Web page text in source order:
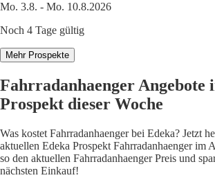
Mo. 3.8. - Mo. 10.8.2026
Noch 4 Tage gültig
Mehr Prospekte
Fahrradanhaenger Angebote
Prospekt dieser Woche
Was kostet Fahrradanhaenger bei Edeka? Jetzt
aktuellen Edeka Prospekt Fahrradanhaenger im
so den aktuellen Fahrradanhaenger Preis und
nächsten Einkauf!